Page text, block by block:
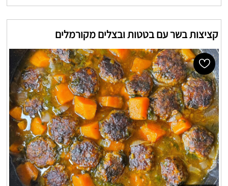
קציצות בשר עם בטטות ובצלים מקורמלים